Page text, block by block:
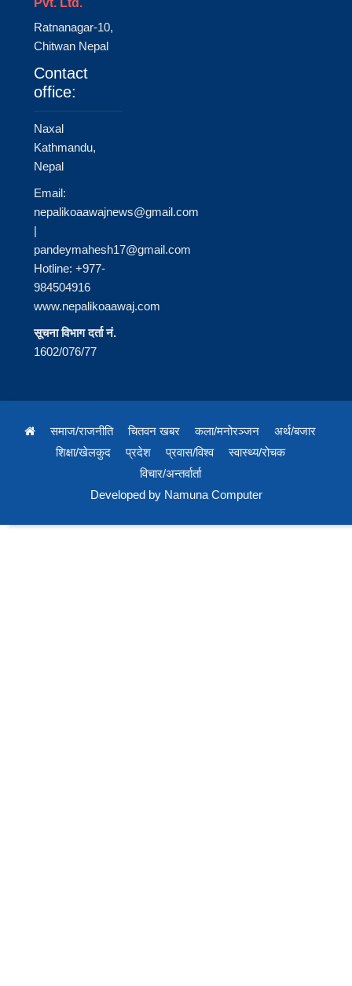
Pvt. Ltd.
Ratnanagar-10,
Chitwan Nepal
Contact
office:
Naxal
Kathmandu,
Nepal
Email:
nepalikoaawajnews@gmail.com
|
pandeymahesh17@gmail.com
Hotline: +977-
984504916
www.nepalikoaawaj.com
सूचना विभाग दर्ता नं.
1602/076/77
समाज/राजनीति चितवन खबर कला/मनोरञ्जन
अर्थ/बजार
शिक्षा/खेलकुद
प्रदेश प्रवास/विश्व
स्वास्थ्य/रोचक
विचार/अन्तर्वार्ता
Developed by Namuna Computer